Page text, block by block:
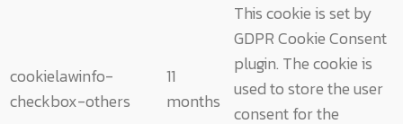
cookielawinfo-
checkbox-others
11
months
This cookie is set by
GDPR Cookie Consent
plugin. The cookie is
used to store the user
consent for the